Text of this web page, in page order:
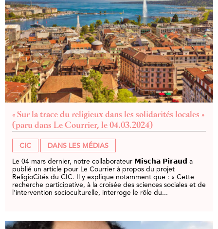
« Sur la trace du religieux dans les solidarités locales »
(paru dans Le Courrier, le 04.03.2024)
CIC DANS LES MÉDIAS
Le 04 mars dernier, notre collaborateur 𝗠𝗶𝘀𝗰𝗵𝗮 𝗣𝗶𝗿𝗮𝘂𝗱 a
publié un article pour Le Courrier à propos du projet
ReligioCités du CIC. Il y explique notamment que : « Cette
recherche participative, à la croisée des sciences sociales et de
l’intervention socioculturelle, interroge le rôle du...